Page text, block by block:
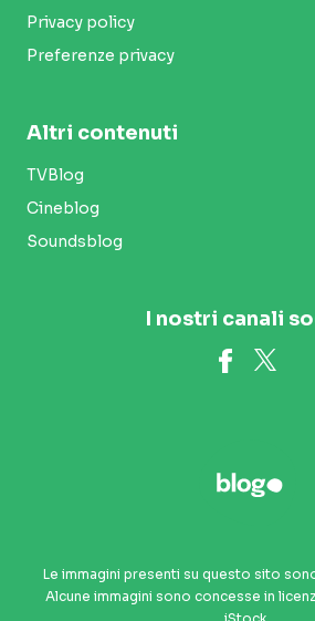
Privacy policy
Preferenze privacy
Altri contenuti
TVBlog
Cineblog
Soundsblog
I nostri canali
Le immagini presenti su questo sito
Alcune immagini sono concesse in